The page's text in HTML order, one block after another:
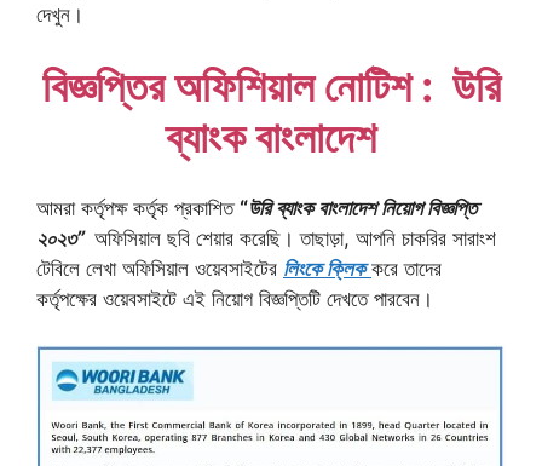
দেখুন।
বিজ্ঞপ্তির অফিশিয়াল নোটিশ : উরি
ব্যাংক বাংলাদেশ
আমরা কর্তৃপক্ষ কর্তৃক প্রকাশিত “উরি ব্যাংক বাংলাদেশ নিয়োগ বিজ্ঞপ্তি
২০২৩” অফিসিয়াল ছবি শেয়ার করেছি। তাছাড়া, আপনি চাকরির সারাংশ
টেবিলে লেখা অফিসিয়াল ওয়েবসাইটের লিংকে ক্লিক করে তাদের
কর্তৃপক্ষের ওয়েবসাইটে এই নিয়োগ বিজ্ঞপ্তিটি দেখতে পারবেন।